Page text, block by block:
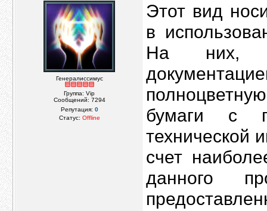
Генералиссимус
Группа: Vip
Сообщений: 7294
Репутация: 0
Статус: Offline
Этот вид
в
На них,
бумаги с
технической
счет
данного